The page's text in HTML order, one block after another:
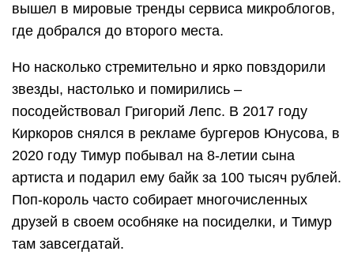
вышел в мировые тренды сервиса микроблогов,
где добрался до второго места.
Но насколько стремительно и ярко повздорили
звезды, настолько и помирились –
посодействовал Григорий Лепс. В 2017 году
Киркоров снялся в рекламе бургеров Юнусова, в
2020 году Тимур побывал на 8-летии сына
артиста и подарил ему байк за 100 тысяч рублей.
Поп-король часто собирает многочисленных
друзей в своем особняке на посиделки, и Тимур
там завсегдатай.